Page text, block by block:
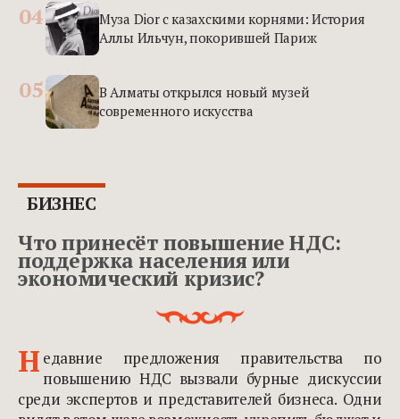
04
Муза Dior с казахскими корнями: История
Аллы Ильчун, покорившей Париж
05
В Алматы открылся новый музей
современного искусства
БИЗНЕС
Что принесёт повышение НДС:
поддержка населения или
экономический кризис?
Н едавние предложения правительства по
повышению НДС вызвали бурные дискуссии
среди экспертов и представителей бизнеса. Одни